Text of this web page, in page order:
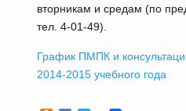
вторникам и средам (по
тел. 4-01-49).
График ПМПК и
2014-2015 учебного года